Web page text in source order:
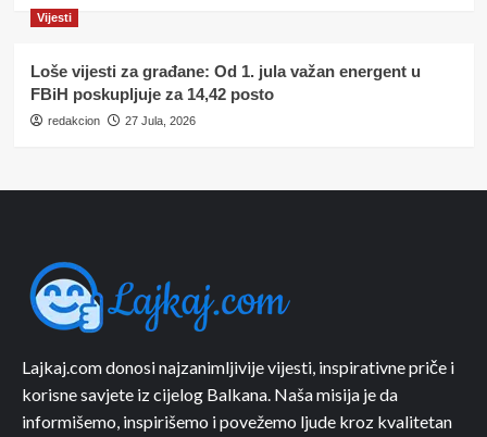
Vijesti
Loše vijesti za građane: Od 1. jula važan energent u
FBiH poskupljuje za 14,42 posto
redakcion 27 Jula, 2026
Lajkaj.com donosi najzanimljivije vijesti, inspirativne priče i
korisne savjete iz cijelog Balkana. Naša misija je da
informišemo, inspirišemo i povežemo ljude kroz kvalitetan